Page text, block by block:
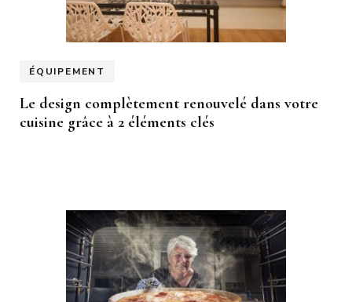
ÉQUIPEMENT
Le design complètement renouvelé dans votre
cuisine grâce à 2 éléments clés